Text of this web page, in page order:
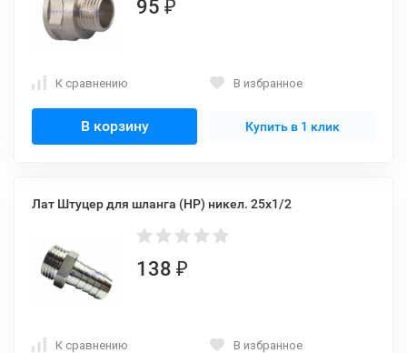
95 ₽
К сравнению В избранное
В корзину Купить в 1 клик
Лат Штуцер для шланга (НР) никел. 25x1/2
138 ₽
К сравнению В избранное